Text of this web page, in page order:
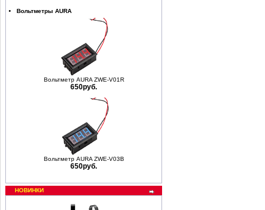
Вольтметры AURA
Вольтметр AURA ZWE-V01R
650руб.
Вольтметр AURA ZWE-V03B
650руб.
НОВИНКИ